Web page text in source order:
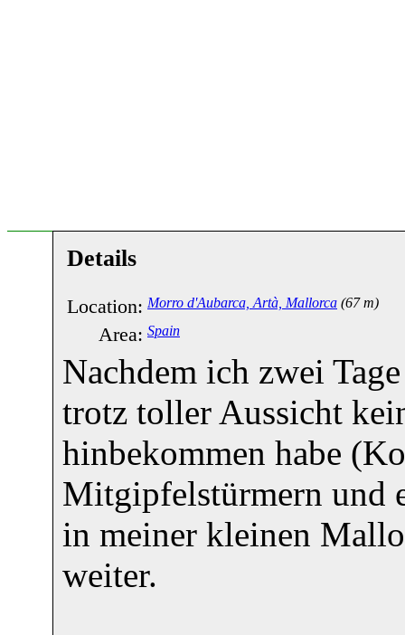
Details
Location: Morro d'Aubarca, Artà, Mallorca (67 m)
Area: Spain
Nachdem ich zwei
trotz toller Aussicht
hinbekommen habe
Mitgipfelstürmern und
in meiner kleinen
weiter.